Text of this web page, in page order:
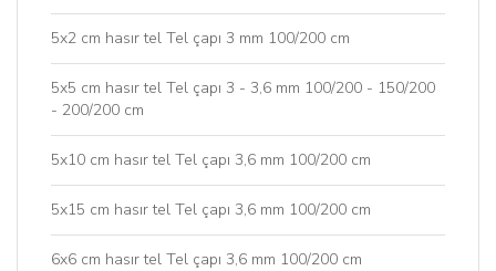
5x2 cm hasır tel Tel çapı 3 mm 100/200 cm
5x5 cm hasır tel Tel çapı 3 - 3,6 mm 100/200 - 150/200
- 200/200 cm
5x10 cm hasır tel Tel çapı 3,6 mm 100/200 cm
5x15 cm hasır tel Tel çapı 3,6 mm 100/200 cm
6x6 cm hasır tel Tel çapı 3,6 mm 100/200 cm